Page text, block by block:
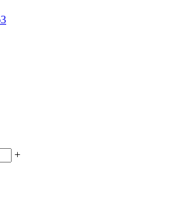
+